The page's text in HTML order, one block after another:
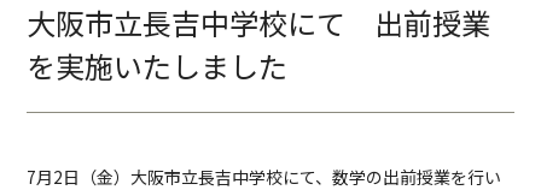
大阪市立長吉中学校にて 出前授業
を実施いたしました
7月2日（金）大阪市立長吉中学校にて、数学の出前授業を行い